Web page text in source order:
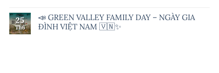
25
Th6
📣 GREEN VALLEY FAMILY DAY – NGÀY GIA
ĐÌNH VIỆT NAM 🇻🇳✨